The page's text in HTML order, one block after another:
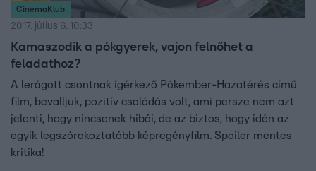
CinemaKlub
2017. július 6. 10:33
Kamaszodik a pókgyerek, vajon felnőhet a
feladathoz?
A lerágott csontnak ígérkező Pókember-Hazatérés című
film, bevalljuk, pozitív csalódás volt, ami persze nem azt
jelenti, hogy nincsenek hibái, de az biztos, hogy idén az
egyik legszórakoztatóbb képregényfilm. Spoiler mentes
kritika!